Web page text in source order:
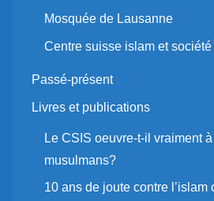
Mosquée de Lausanne
Centre suisse islam et société
Passé-présent
Livres et publications
Le CSIS oeuvre-t-il vraiment
musulmans?
10 ans de joute contre l’islam